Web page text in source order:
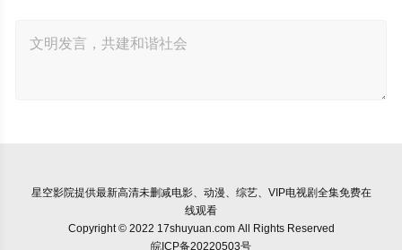
星空影院提供最新高清未删减电影、动漫、综艺、VIP电视剧全集免费在
线观看
Copyright © 2022 17shuyuan.com All Rights Reserved
皖ICP备20220503号